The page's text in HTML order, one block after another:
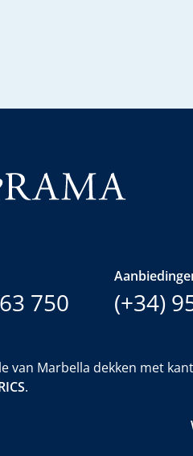
750 (+34)
van Marbella dekken met
.